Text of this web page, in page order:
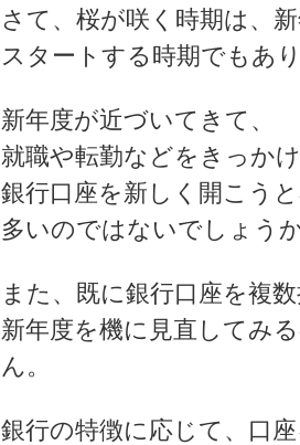
さて、桜が咲く時期は、
スタートする時期でもあり
新年度が近づいてきて、
就職や転勤などをきっか
銀行口座を新しく開こう
多いのではないでしょうか
また、既に銀行口座を複
新年度を機に見直してみ
ん。
銀行の特徴に応じて、口